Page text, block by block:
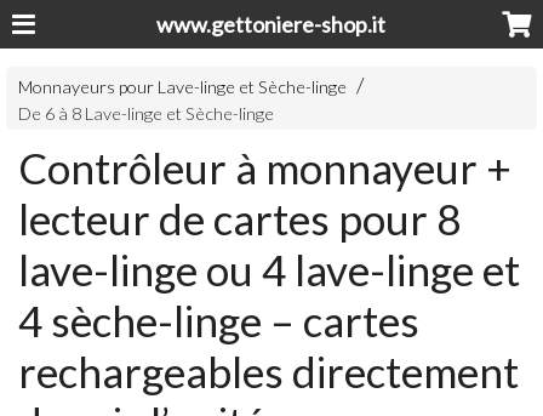
www.gettoniere-shop.it
Monnayeurs pour Lave-linge et Sèche-linge
De 6 à 8 Lave-linge et Sèche-linge
Contrôleur à monnayeur +
lecteur de cartes pour 8
lave-linge ou 4 lave-linge et
4 sèche-linge – cartes
rechargeables directement